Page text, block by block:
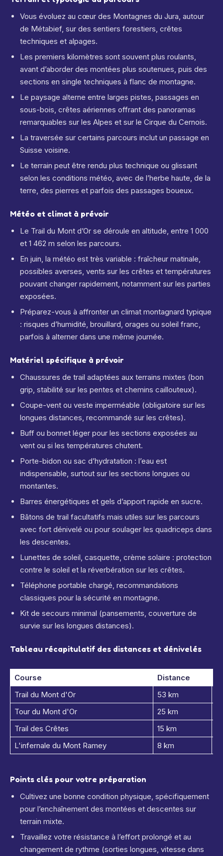
Vous évoluez au cœur des Montagnes du Jura, autour
de Métabief, sur des sentiers forestiers, crêtes
techniques et alpages.
Les premiers kilomètres sont souvent plus roulants,
avant d’aborder des montées plus soutenues, puis des
sections en single techniques à flanc de montagne.
Le paysage alterne entre larges pistes, passages en
sous-bois, crêtes aériennes offrant des panoramas
remarquables sur les Alpes et sur le Cirque du Cernois.
La traversée sur certains parcours inclut un passage en
Suisse voisine.
Le terrain peut être rendu plus technique ou glissant
selon les conditions météo, avec de l’herbe haute, de la
terre, des pierres et parfois des passages boueux.
Météo et climat à prévoir
Le Trail du Mont d’Or se déroule en altitude, entre 1 000
et 1 462 m selon les parcours.
En juin, la météo est très variable : fraîcheur matinale,
possibles averses, vents sur les crêtes et températures
pouvant changer rapidement, notamment sur les parties
exposées.
Préparez-vous à affronter un climat montagnard typique
: risques d’humidité, brouillard, orages ou soleil franc,
parfois à alterner dans une même journée.
Matériel spécifique à prévoir
Chaussures de trail adaptées aux terrains mixtes (bon
grip, stabilité sur les pentes et chemins caillouteux).
Coupe-vent ou veste imperméable (obligatoire sur les
longues distances, recommandé sur les crêtes).
Buff ou bonnet léger pour les sections exposées au
vent ou si les températures chutent.
Porte-bidon ou sac d’hydratation : l’eau est
indispensable, surtout sur les sections longues ou
montantes.
Barres énergétiques et gels d’apport rapide en sucre.
Bâtons de trail facultatifs mais utiles sur les parcours
avec fort dénivelé ou pour soulager les quadriceps dans
les descentes.
Lunettes de soleil, casquette, crème solaire : protection
contre le soleil et la réverbération sur les crêtes.
Téléphone portable chargé, recommandations
classiques pour la sécurité en montagne.
Kit de secours minimal (pansements, couverture de
survie sur les longues distances).
Tableau récapitulatif des distances et dénivelés
Course Distance
Trail du Mont d'Or
53 km
Tour du Mont d'Or
25 km
Trail des Crêtes
15 km
L'infernale du Mont Ramey
8 km
Points clés pour votre préparation
Cultivez une bonne condition physique, spécifiquement
pour l’enchaînement des montées et descentes sur
terrain mixte.
Travaillez votre résistance à l’effort prolongé et au
changement de rythme (sorties longues, vitesse dans